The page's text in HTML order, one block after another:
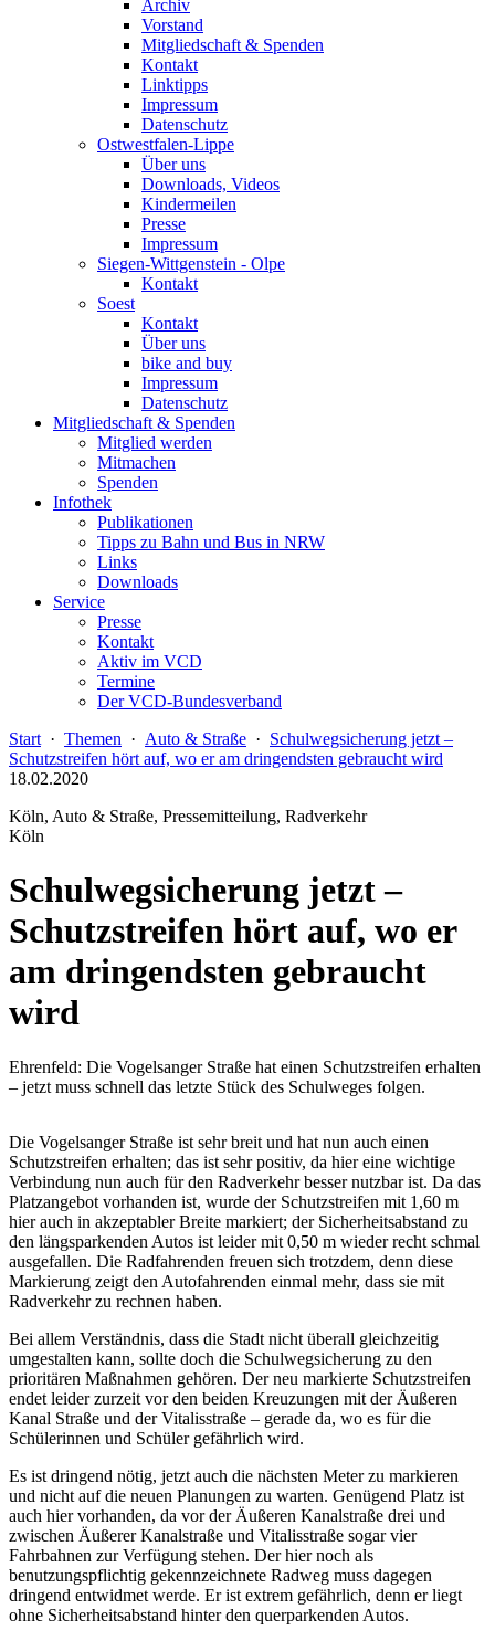
Archiv
Vorstand
Mitgliedschaft & Spenden
Kontakt
Linktipps
Impressum
Datenschutz
Ostwestfalen-Lippe
Über uns
Downloads, Videos
Kindermeilen
Presse
Impressum
Siegen-Wittgenstein - Olpe
Kontakt
Soest
Kontakt
Über uns
bike and buy
Impressum
Datenschutz
Mitgliedschaft & Spenden
Mitglied werden
Mitmachen
Spenden
Infothek
Publikationen
Tipps zu Bahn und Bus in NRW
Links
Downloads
Service
Presse
Kontakt
Aktiv im VCD
Termine
Der VCD-Bundesverband
Start · Themen · Auto & Straße · Schulwegsicherung jetzt –
Schutzstreifen hört auf, wo er am dringendsten gebraucht wird
18.02.2020
Köln, Auto & Straße, Pressemitteilung, Radverkehr
Köln
Schulwegsicherung jetzt –
Schutzstreifen hört auf, wo er
am dringendsten gebraucht
wird
Ehrenfeld: Die Vogelsanger Straße hat einen Schutzstreifen erhalten
– jetzt muss schnell das letzte Stück des Schulweges folgen.
Die Vogelsanger Straße ist sehr breit und hat nun auch einen
Schutzstreifen erhalten; das ist sehr positiv, da hier eine wichtige
Verbindung nun auch für den Radverkehr besser nutzbar ist. Da das
Platzangebot vorhanden ist, wurde der Schutzstreifen mit 1,60 m
hier auch in akzeptabler Breite markiert; der Sicherheitsabstand zu
den längsparkenden Autos ist leider mit 0,50 m wieder recht schmal
ausgefallen. Die Radfahrenden freuen sich trotzdem, denn diese
Markierung zeigt den Autofahrenden einmal mehr, dass sie mit
Radverkehr zu rechnen haben.
Bei allem Verständnis, dass die Stadt nicht überall gleichzeitig
umgestalten kann, sollte doch die Schulwegsicherung zu den
prioritären Maßnahmen gehören. Der neu markierte Schutzstreifen
endet leider zurzeit vor den beiden Kreuzungen mit der Äußeren
Kanal Straße und der Vitalisstraße – gerade da, wo es für die
Schülerinnen und Schüler gefährlich wird.
Es ist dringend nötig, jetzt auch die nächsten Meter zu markieren
und nicht auf die neuen Planungen zu warten. Genügend Platz ist
auch hier vorhanden, da vor der Äußeren Kanalstraße drei und
zwischen Äußerer Kanalstraße und Vitalisstraße sogar vier
Fahrbahnen zur Verfügung stehen. Der hier noch als
benutzungspflichtig gekennzeichnete Radweg muss dagegen
dringend entwidmet werde. Er ist extrem gefährlich, denn er liegt
ohne Sicherheitsabstand hinter den querparkenden Autos.